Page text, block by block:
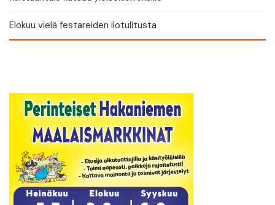
Elokuu vielä festareiden ilotulitusta